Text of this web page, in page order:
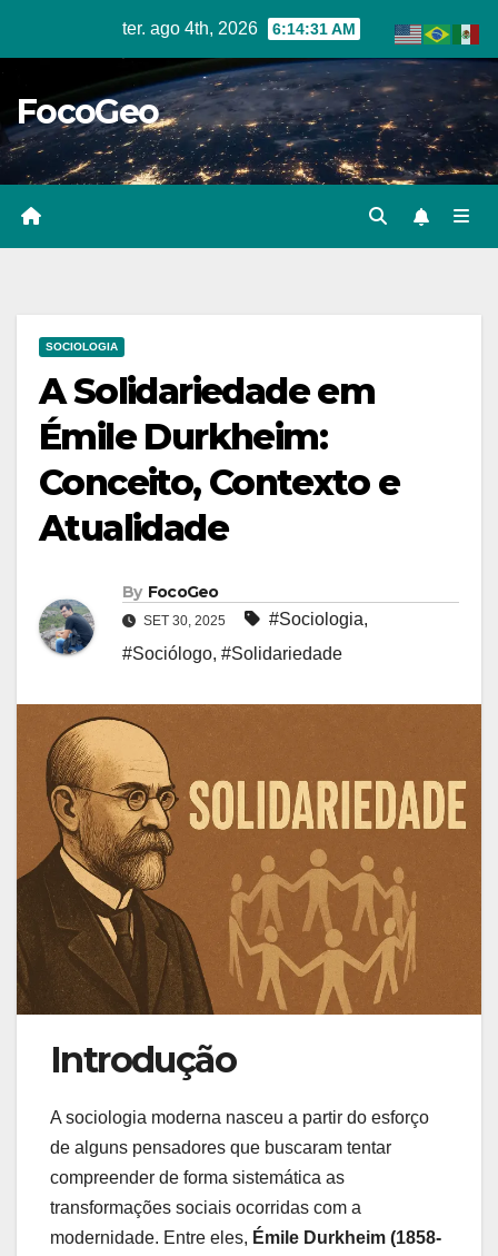
ter. ago 4th, 2026 6:14:33 AM
FocoGeo
SOCIOLOGIA
A Solidariedade em
Émile Durkheim:
Conceito, Contexto e
Atualidade
By FocoGeo
SET 30, 2025 #Sociologia,
#Sociólogo, #Solidariedade
Introdução
A sociologia moderna nasceu a partir do esforço
de alguns pensadores que buscaram tentar
compreender de forma sistemática as
transformações sociais ocorridas com a
modernidade. Entre eles, Émile Durkheim (1858-